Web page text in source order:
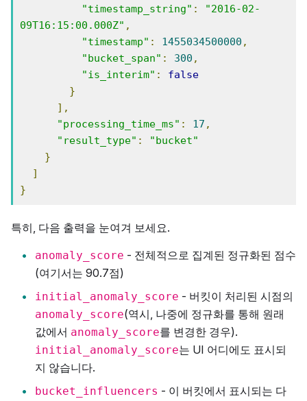
"timestamp_string" :
"2016-02-
09T16:15:00.000Z" ,
"timestamp" : 1455034500000 ,
"bucket_span" : 300 ,
"is_interim" :
false
}
],
"processing_time_ms" : 17 ,
"result_type" :
"bucket"
}
]
}
특히, 다음 출력을 눈여겨 보세요.
anomaly_score - 전체적으로 집계된 정규화된 점수
(여기서는 90.7점)
initial_anomaly_score - 버킷이 처리된 시점의
anomaly_score(역시, 나중에 정규화를 통해 원래
값에서 anomaly_score를 변경한 경우).
initial_anomaly_score는 UI 어디에도 표시되
지 않습니다.
bucket_influencers - 이 버킷에서 표시되는 다